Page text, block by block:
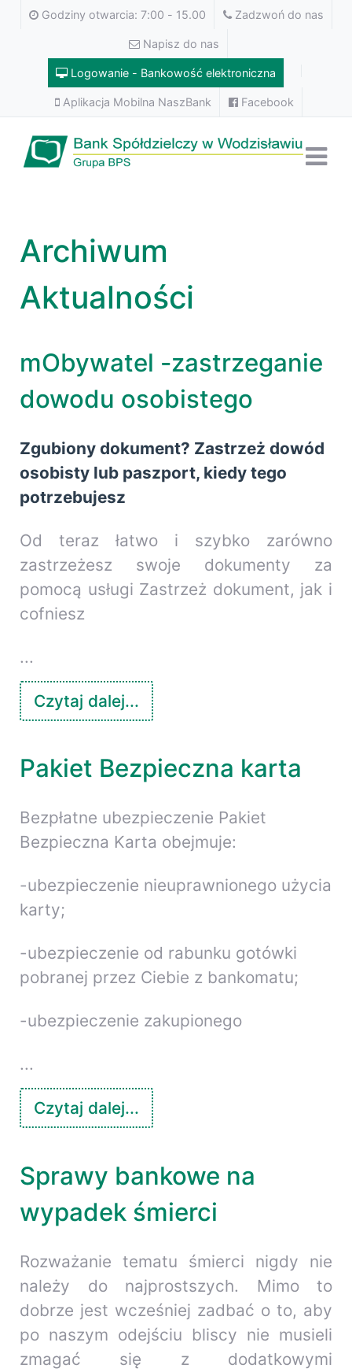
Godziny otwarcia: 7:00 - 15.00 Zadzwoń do nas
Napisz do nas
Logowanie - Bankowość elektroniczna
Aplikacja Mobilna NaszBank Facebook
Archiwum
Aktualności
mObywatel -zastrzeganie
dowodu osobistego
Zgubiony dokument? Zastrzeż dowód
osobisty lub paszport, kiedy tego
potrzebujesz
Od teraz łatwo i szybko zarówno
zastrzeżesz swoje dokumenty za
pomocą usługi Zastrzeż dokument, jak i
cofniesz
...
Czytaj dalej...
Pakiet Bezpieczna karta
Bezpłatne ubezpieczenie Pakiet
Bezpieczna Karta obejmuje:
-ubezpieczenie nieuprawnionego użycia
karty;
-ubezpieczenie od rabunku gotówki
pobranej przez Ciebie z bankomatu;
-ubezpieczenie zakupionego
...
Czytaj dalej...
Sprawy bankowe na
wypadek śmierci
Rozważanie tematu śmierci nigdy nie
należy do najprostszych. Mimo to
dobrze jest wcześniej zadbać o to, aby
po naszym odejściu bliscy nie musieli
zmagać się z dodatkowymi